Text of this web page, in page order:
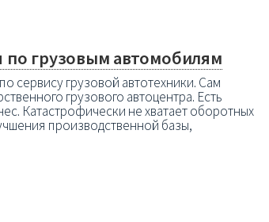
по грузовым автомобилям
сервису грузовой автотехники. Сам
грузового автоцентра. Есть
Катастрофически не хватает оборотных
производственной базы,